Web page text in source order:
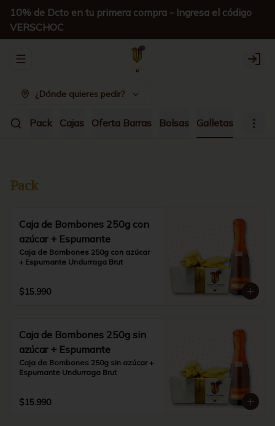
10% de Dcto en tu primera compra - Ingresa el código
VERSCHOC
Abrir menu de navegación Login
¿Dónde quieres pedir?
Pack Cajas Oferta Barras Bolsas Galletas
Pack
Caja de Bombones 250g con
azúcar + Espumante
Caja de Bombones 250g con azúcar
+ Espumante Undurraga Brut
$15.990
Caja de Bombones 250g sin
azúcar + Espumante
Caja de Bombones 250g sin azúcar +
Espumante Undurraga Brut
$15.990